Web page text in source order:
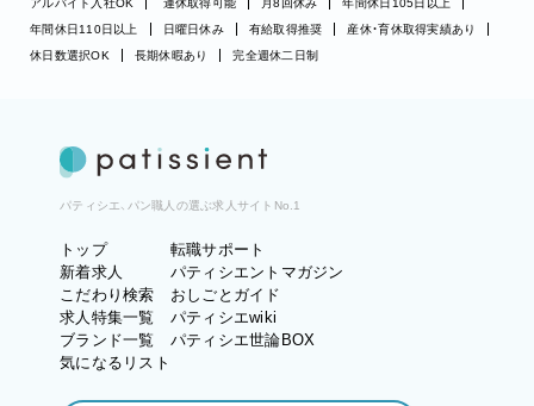
アルバイト入社OK
連休取得可能 月8回休み
年間休日105日以上
年間休日110日以上
日曜日休み 有給取得推奨
産休・育休取得実績あり
休日数選択OK
長期休暇あり 完全週休二日制
パティシエ、パン職人の選ぶ求人サイトNo.1
トップ
新着求人
こだわり検索
求人特集一覧
ブランド一覧
気になるリスト
転職サポート
パティシエントマガジン
おしごとガイド
パティシエwiki
パティシエ世論BOX